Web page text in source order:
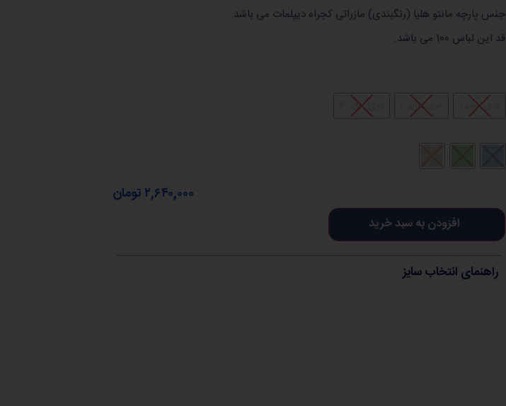
جنس پارچه مانتو هلیا (رنگبندی) مازراتی کجراه دیپلمات می باشد.
قد این لباس 100 می باشد.
فری سایز 1 فری سایز 2 فری سایز 3
افزودن به سبد خرید
۲,۶۴۰,۰۰۰ تومان
راهنمای انتخاب سایز